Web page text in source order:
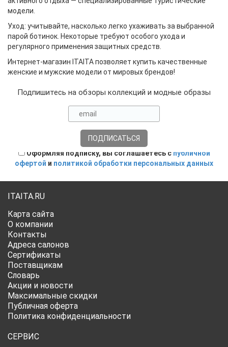
модели.
Уход: учитывайте, насколько легко ухаживать за выбранной
парой ботинок. Некоторые требуют особого ухода и
регулярного применения защитных средств.
Интернет-магазин ITAITA позволяет купить качественные
женские и мужские модели от мировых брендов!
Подпишитесь на обзоры коллекций и модные образы
Оформляя подписку, вы соглашаетесь с публичной
офертой и политикой обработки персональных данных
ITAITA.RU
Карта сайта
О компании
Контакты
Адреса салонов
Сертификаты
Поставщикам
Словарь
Акции и новости
Максимальные скидки
Публичная оферта
Политика конфиденциальности
СЕРВИС